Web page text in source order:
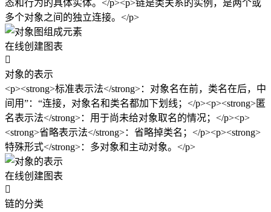
态和行为的具体实体。</p><p>链是类关系的实例，是两个或
多个对象之间的独立连接。</p>
在线创建图表

对象的表示
<p><strong>标准表示法</strong>：对象名在前，类名在后，中
间用”：“连接，对象名和类名都加下划线；</p><p><strong>匿
名表示法</strong>：用于尚未给对象取名的情况；</p><p>
<strong>省略表示法</strong>：省略掉类名；</p><p><strong>
特殊形式</strong>：多对象和主动对象。</p>
在线创建图表

链的分类